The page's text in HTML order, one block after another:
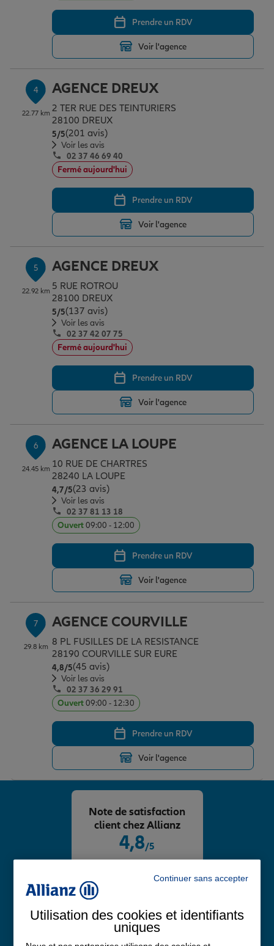
Tous nos devis d'assurance
Prendre un RDV
Voir l'agence
4
22.77 km
AGENCE DREUX
2 TER RUE DES TEINTURIERS
28100 DREUX
5/5Note de 5 sur 5
(201 avis)
Voir les avis
02 37 46 69 40
Fermé aujourd'hui
Prendre un RDV
Voir l'agence
5
22.92 km
AGENCE DREUX
5 RUE ROTROU
28100 DREUX
5/5Note de 5 sur 5
(137 avis)
Voir les avis
02 37 42 07 75
Fermé aujourd'hui
Prendre un RDV
Voir l'agence
6
24.45 km
AGENCE LA LOUPE
10 RUE DE CHARTRES
28240 LA LOUPE
4,7/5Note de 4.7 sur 5
(23 avis)
Voir les avis
02 37 81 13 18
Ouvert09:00 - 12:00
Prendre un RDV
Voir l'agence
7
29.8 km
AGENCE COURVILLE
8 PL FUSILLES DE LA RESISTANCE
28190 COURVILLE SUR EURE
4,8/5Note de 4.8 sur 5
(45 avis)
Voir les avis
02 37 36 29 91
Ouvert09:00 - 12:30
Prendre un RDV
Voir l'agence
4,8/5
Note de satisfaction
client chez Allianz
Continuer sans accepter
Utilisation des cookies et identifiants
uniques